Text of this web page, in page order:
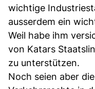
wichtige
ausserdem ein
Weil habe ihm
von Katars
zu unterstützen.
Noch seien aber